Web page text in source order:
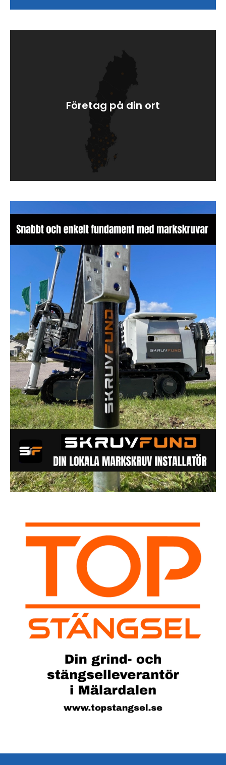
Företag på din ort